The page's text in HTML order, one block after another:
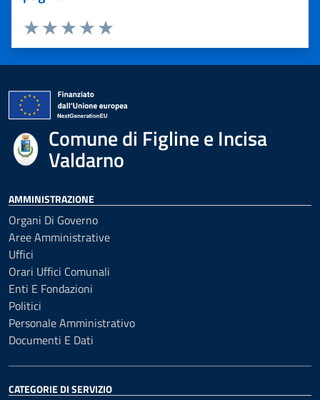
Valuta 5 stelle su 5
Valuta 4 stelle su 5
Valuta 3 stelle su 5
Valuta 2 stelle su 5
Valuta 1 stelle su 5
Comune di Figline e Incisa
Valdarno
AMMINISTRAZIONE
Organi Di Governo
Aree Amministrative
Uffici
Orari Uffici Comunali
Enti E Fondazioni
Politici
Personale Amministrativo
Documenti E Dati
CATEGORIE DI SERVIZIO